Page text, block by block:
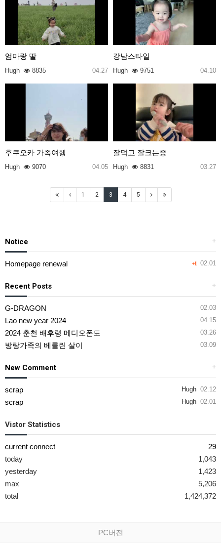
엄마랑 딸
Hugh 8835 04.27
강남스타일
Hugh 9751 04.10
후쿠오카 가족여행
Hugh 9070 04.05
잘먹고 잘크는중
Hugh 8831 03.27
1 2 3 4 5
+
Notice
+1 02.01
Homepage renewal
+
Recent Posts
02.03
G-DRAGON
04.15
Lao new year 2024
03.26
2024 춘천 배후령 메디오폰도
03.09
방랑가족의 베를린 살이
+
New Comment
Hugh 02.12
scrap
Hugh 02.01
scrap
Vistor Statistics
current connect
29
today
1,043
yesterday
1,423
max
5,206
total
1,424,372
PC버전